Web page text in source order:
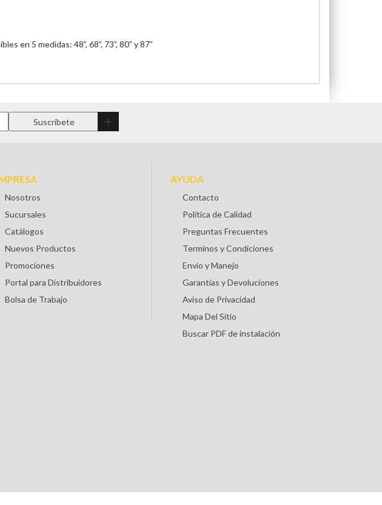
en 5 medidas: 48”, 68”, 73”, 80” y 87”
Nosotros
Sucursales
Catálogos
Nuevos Productos
Promociones
Portal para Distribuidores
Bolsa de Trabajo
AYUDA
Contacto
Política de Calidad
Preguntas Frecuentes
Terminos y Condiciones
Envio y Manejo
Garantías y Devoluciones
Aviso de Privacidad
Mapa Del Sitio
Buscar PDF de instalación